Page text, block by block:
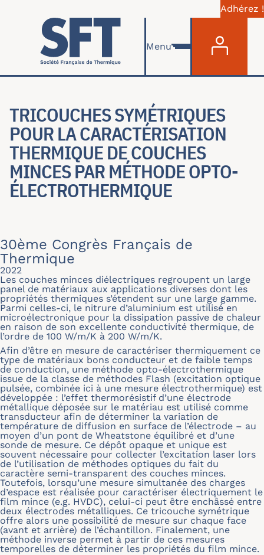
Skip to main content
Adhérez !
Menu
TRICOUCHES SYMÉTRIQUES
POUR LA CARACTÉRISATION
THERMIQUE DE COUCHES
MINCES PAR MÉTHODE OPTO-
ÉLECTROTHERMIQUE
30ème Congrès Français de
Thermique
2022
Les couches minces diélectriques regroupent un large
panel de matériaux aux applications diverses dont les
propriétés thermiques s’étendent sur une large gamme.
Parmi celles-ci, le nitrure d’aluminium est utilisé en
microélectronique pour la dissipation passive de chaleur
en raison de son excellente conductivité thermique, de
l’ordre de 100 W/m/K à 200 W/m/K.
Afin d’être en mesure de caractériser thermiquement ce
type de matériaux bons conducteur et de faible temps
de conduction, une méthode opto-électrothermique
issue de la classe de méthodes Flash (excitation optique
pulsée, combinée ici à une mesure électrothermique) est
développée : l’effet thermorésistif d’une électrode
métallique déposée sur le matériau est utilisé comme
transducteur afin de déterminer la variation de
température de diffusion en surface de l’électrode – au
moyen d’un pont de Wheatstone équilibré et d’une
sonde de mesure. Ce dépôt opaque et unique est
souvent nécessaire pour collecter l’excitation laser lors
de l’utilisation de méthodes optiques du fait du
caractère semi-transparent des couches minces.
Toutefois, lorsqu’une mesure simultanée des charges
d’espace est réalisée pour caractériser électriquement le
film mince (e.g. HVDC), celui-ci peut être enchâssé entre
deux électrodes métalliques. Ce tricouche symétrique
offre alors une possibilité de mesure sur chaque face
(avant et arrière) de l’échantillon. Finalement, une
méthode inverse permet à partir de ces mesures
temporelles de déterminer les propriétés du film mince.